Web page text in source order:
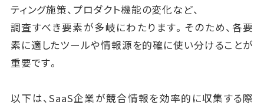
ティング施策、プロダクト機能の変化など、
調査すべき要素が多岐にわたります。そのため、各要
素に適したツールや情報源を的確に使い分けることが
重要です。
以下は、SaaS企業が競合情報を効率的に収集する際